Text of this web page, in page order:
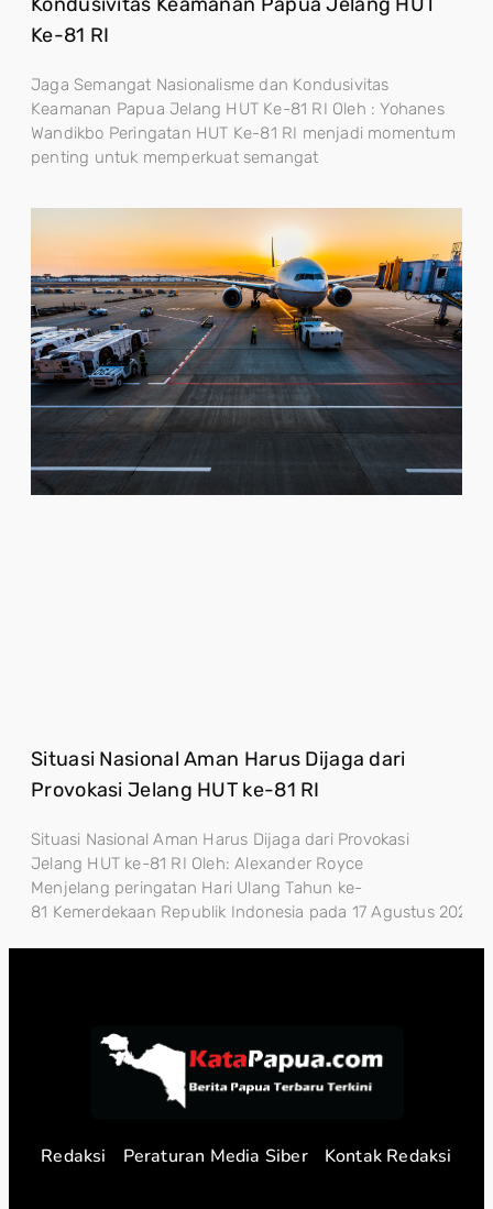
Ke-81 RI
Jaga Semangat Nasionalisme dan Kondusivitas
Keamanan Papua Jelang HUT Ke-81 RI Oleh : Yohanes
Wandikbo Peringatan HUT Ke-81 RI menjadi momentum
penting untuk memperkuat semangat
Situasi Nasional Aman Harus Dijaga dari
Provokasi Jelang HUT ke-81 RI
Situasi Nasional Aman Harus Dijaga dari Provokasi
Jelang HUT ke-81 RI Oleh: Alexander Royce
Menjelang peringatan Hari Ulang Tahun ke-
81 Kemerdekaan Republik Indonesia pada 17 Agustus
Redaksi Peraturan Media Siber Kontak Redaksi